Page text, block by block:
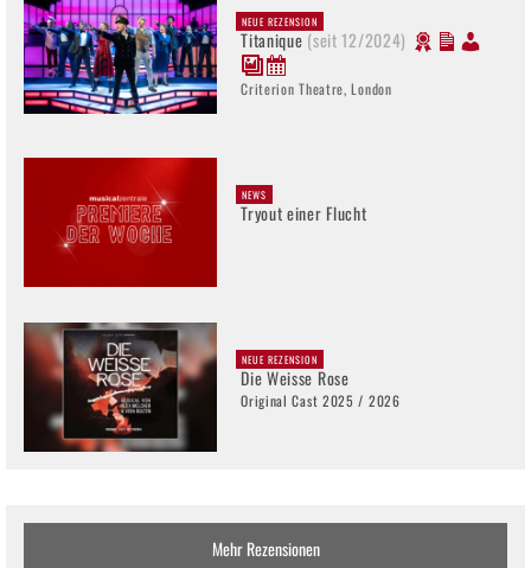
NEUE REZENSION
Titanique (seit 12/2024)
Criterion Theatre, London
NEWS
Tryout einer Flucht
NEUE REZENSION
Die Weisse Rose
Original Cast 2025 / 2026
Mehr Rezensionen